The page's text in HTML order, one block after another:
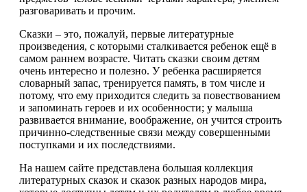
разговаривать и прочим.
Сказки – это, пожалуй, первые литературные
произведения, с которыми сталкивается ребенок ещё в
самом раннем возрасте. Читать сказки своим детям
очень интересно и полезно. У ребенка расширяется
словарный запас, тренируется память, в том числе и
потому, что ему приходится следить за повествованием
и запоминать героев и их особенности; у малыша
развивается внимание, воображение, он учится строить
причинно-следственные связи между совершенными
поступками и их последствиями.
На нашем сайте представлена большая коллекция
литературных сказок и сказок разных народов мира,